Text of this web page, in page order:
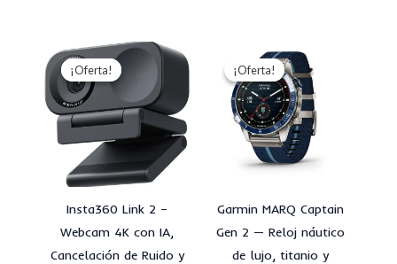
¡Oferta!
¡Oferta!
Insta360 Link 2 –
Webcam 4K con IA,
Cancelación de Ruido y
El
precio
original
S/700.00.
El
precio
S/650.00.
¡Oferta!
¡Oferta!
Garmin MARQ Captain
Gen 2 — Reloj náutico
de lujo, titanio y
precio
original
era:
S/9,200.00.